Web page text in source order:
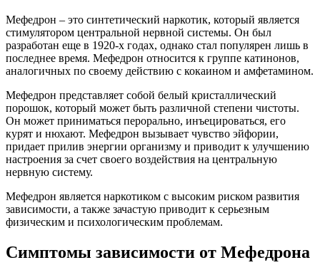
Мефедрон – это синтетический наркотик, который является
стимулятором центральной нервной системы. Он был
разработан еще в 1920-х годах, однако стал популярен лишь в
последнее время. Мефедрон относится к группе катинонов,
аналогичных по своему действию с кокаином и амфетамином.
Мефедрон представляет собой белый кристаллический
порошок, который может быть различной степени чистоты.
Он может приниматься перорально, инъецироваться, его
курят и нюхают. Мефедрон вызывает чувство эйфории,
придает прилив энергии организму и приводит к улучшению
настроения за счет своего воздействия на центральную
нервную систему.
Мефедрон является наркотиком с высоким риском развития
зависимости, а также зачастую приводит к серьезным
физическим и психологическим проблемам.
Симптомы зависимости от Мефедрона